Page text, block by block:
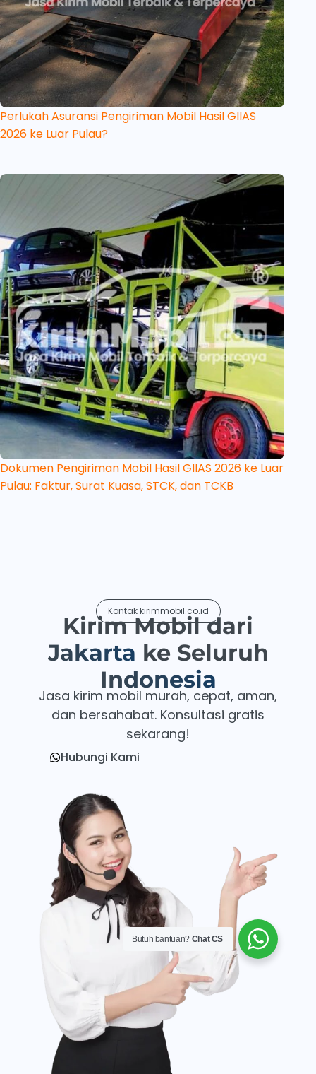
Perlukah Asuransi Pengiriman Mobil Hasil GIIAS
2026 ke Luar Pulau?
Dokumen Pengiriman Mobil Hasil GIIAS 2026 ke Luar
Pulau: Faktur, Surat Kuasa, STCK, dan TCKB
Kontak kirimmobil.co.id
Kirim Mobil dari
Jakarta ke Seluruh
Indonesia
Jasa kirim mobil murah, cepat, aman,
dan bersahabat. Konsultasi gratis
sekarang!
Hubungi Kami
Butuh bantuan? Chat CS